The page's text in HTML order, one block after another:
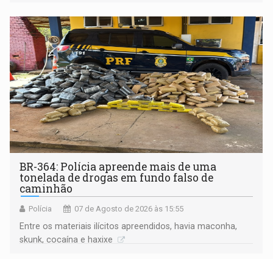
BR-364: Polícia apreende mais de uma
tonelada de drogas em fundo falso de
caminhão
Polícia 07 de Agosto de 2026 às 15:55
Entre os materiais ilícitos apreendidos, havia maconha,
skunk, cocaína e haxixe